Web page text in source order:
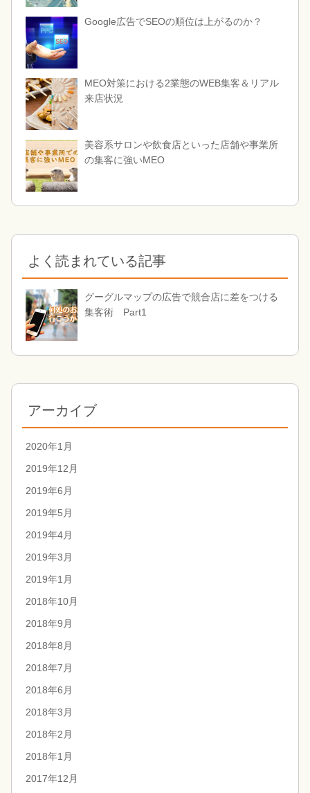
Google広告でSEOの順位は上がるのか？
MEO対策における2業態のWEB集客＆リアル
来店状況
美容系サロンや飲食店といった店舗や事業所
の集客に強いMEO
よく読まれている記事
グーグルマップの広告で競合店に差をつける
集客術 Part1
アーカイブ
2020年1月
2019年12月
2019年6月
2019年5月
2019年4月
2019年3月
2019年1月
2018年10月
2018年9月
2018年8月
2018年7月
2018年6月
2018年3月
2018年2月
2018年1月
2017年12月